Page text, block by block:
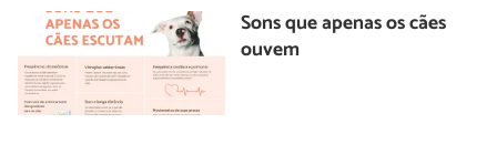
Sons que apenas os cães
ouvem